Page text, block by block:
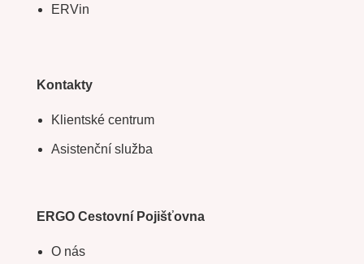
ERVin
Kontakty
Klientské centrum
Asistenční služba
ERGO Cestovní Pojišťovna
O nás